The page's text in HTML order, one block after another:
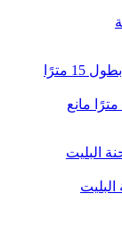
1 طن مانع سقوط قابل للسحب 15 مترًا مانع
شاحنة البليت